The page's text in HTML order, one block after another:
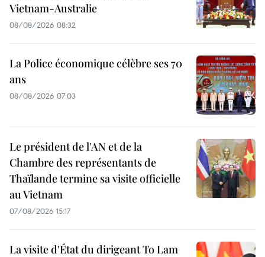
Vietnam-Australie
08/08/2026 08:32
La Police économique célèbre ses 70
ans
08/08/2026 07:03
Le président de l'AN et de la
Chambre des représentants de
Thaïlande termine sa visite officielle
au Vietnam
07/08/2026 15:17
La visite d'État du dirigeant To Lam